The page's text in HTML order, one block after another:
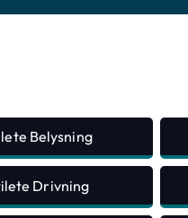
Belysning
Drivning